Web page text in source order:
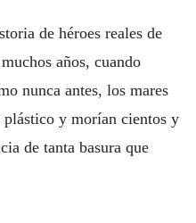
de héroes reales de
años, cuando
nunca antes, los mares
plástico y morían cientos y
de tanta basura que